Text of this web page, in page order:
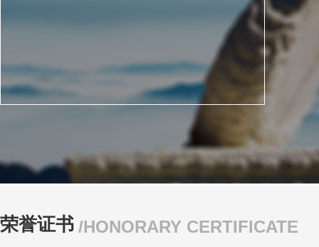
荣誉证书 /HONORARY CERTIFICATE